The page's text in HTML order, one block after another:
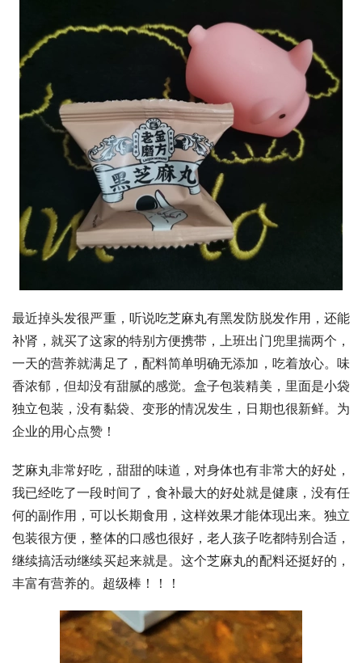
最近掉头发很严重，听说吃芝麻丸有黑发防脱发作用，还能
补肾，就买了这家的特别方便携带，上班出门兜里揣两个，
一天的营养就满足了，配料简单明确无添加，吃着放心。味
香浓郁，但却没有甜腻的感觉。盒子包装精美，里面是小袋
独立包装，没有黏袋、变形的情况发生，日期也很新鲜。为
企业的用心点赞！
芝麻丸非常好吃，甜甜的味道，对身体也有非常大的好处，
我已经吃了一段时间了，食补最大的好处就是健康，没有任
何的副作用，可以长期食用，这样效果才能体现出来。独立
包装很方便，整体的口感也很好，老人孩子吃都特别合适，
继续搞活动继续买起来就是。这个芝麻丸的配料还挺好的，
丰富有营养的。超级棒！！！